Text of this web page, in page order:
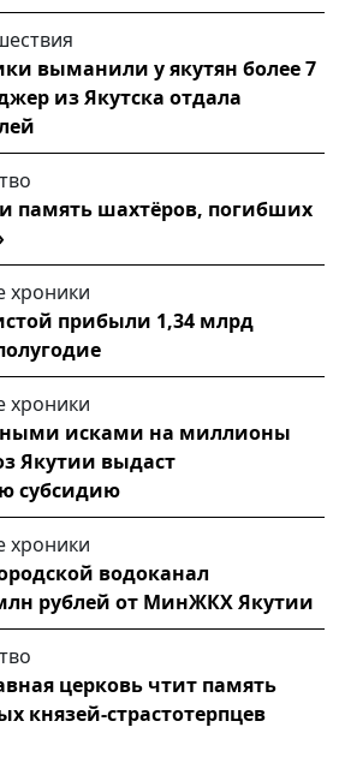
выманили у якутян более 7
из Якутска отдала
память шахтёров, погибших
хроники
прибыли 1,34 млрд
хроники
исками на миллионы
Якутии выдаст
субсидию
хроники
водоканал
рублей от МинЖКХ Якутии
церковь чтит память
князей-страстотерпцев